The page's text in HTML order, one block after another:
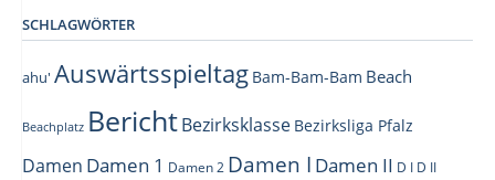
SCHLAGWÖRTER
ahu' Auswärtsspieltag Bam-Bam-Bam Beach
Beachplatz BerichtBezirksklasse Bezirksliga Pfalz
Damen Damen 1 Damen 2 Damen I Damen II D I D II